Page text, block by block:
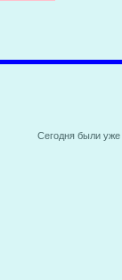
Сегодня были уже